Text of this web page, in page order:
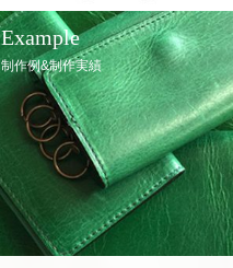
Example
制作例&制作実績